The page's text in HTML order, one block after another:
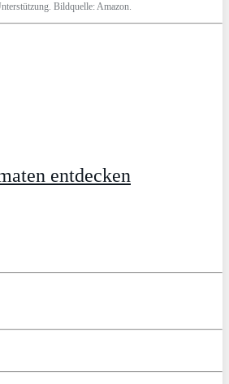
Bildquelle: Amazon.
entdecken